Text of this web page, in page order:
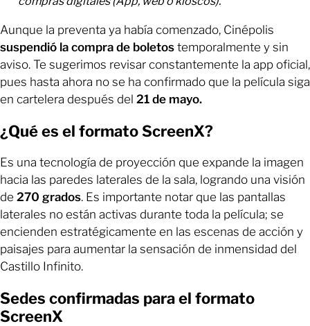
Aunque la preventa ya había comenzado, Cinépolis
suspendió la compra de boletos temporalmente y sin
aviso. Te sugerimos revisar constantemente la app oficial,
pues hasta ahora no se ha confirmado que la película siga
en cartelera después del 21 de mayo.
¿Qué es el formato ScreenX?
Es una tecnología de proyección que expande la imagen
hacia las paredes laterales de la sala, logrando una visión
de 270 grados. Es importante notar que las pantallas
laterales no están activas durante toda la película; se
encienden estratégicamente en las escenas de acción y
paisajes para aumentar la sensación de inmensidad del
Castillo Infinito.
Sedes confirmadas para el formato
ScreenX